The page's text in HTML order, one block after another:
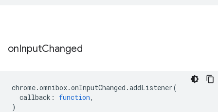
onInputChanged
chrome.omnibox.onInputChanged .addListener(
callback : function,
)